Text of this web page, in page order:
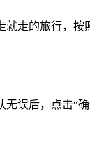
走的旅行，按
误后，点击“